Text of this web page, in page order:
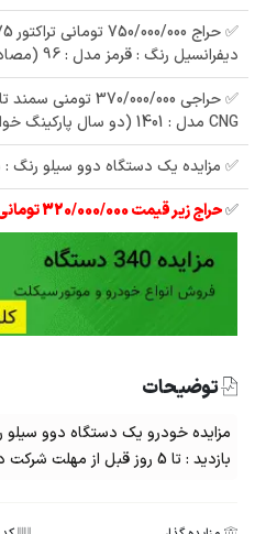
دیفرانسیل رنگ : قرمز مدل : 96 (مصادره ای دولت)
CNG مدل : 1401 (دو سال پارکینگ خوابیده)
✅ مزایده یک دستگاه دوو سیلو رنگ :
✅حراج زیر قیمت 320/000/000 تومانی تیبا 2 مدل 97
توضیحات
بازدید : تا 5 روز قبل از مهلت شرکت در مزایده